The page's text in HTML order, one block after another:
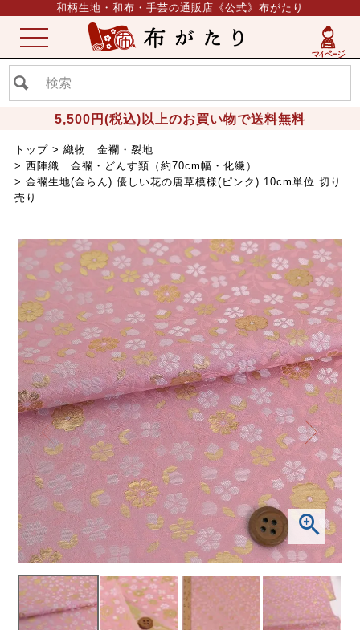
和柄生地・和布・手芸の通販店《公式》布がたり
5,500円(税込)以上のお買い物で送料無料
ME
NU
トップ
織物 金襴・裂地
西陣織 金襴・どんす類（約70cm幅・化繊）
金襴生地(金らん) 優しい花の唐草模様(ピンク) 10cm単位 切り
売り